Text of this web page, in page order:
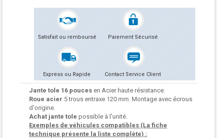
Satisfait ou remboursé Paiement Sécurisé
Express ou Rapide Contact Service Client
Jante tole 16 pouces en Acier haute résistance.
Roue acier 5 trous entraxe 120 mm. Montage avec écrous
d'origine.
Achat jante tole possible à l'unité.
Exemples de véhicules compatibles (La fiche
technique présente la liste complète) :